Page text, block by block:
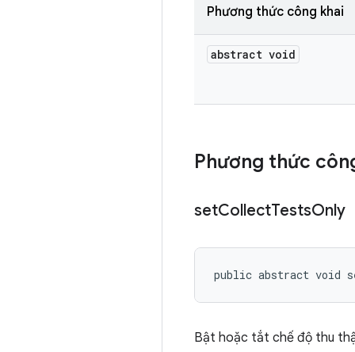
Phương thức công khai
abstract void
Phương thức
setCollectTestsOnly
public abstract void
Bật hoặc tắt chế độ thu